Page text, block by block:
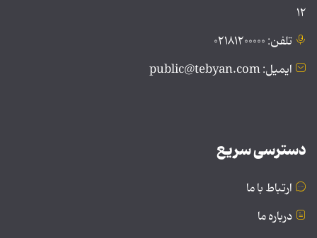
۱۲
تلفن: ۰۲۱۸۱۲۰۰۰۰۰
ایمیل: public@tebyan.com
دسترسی سریع
ارتباط با ما
درباره ما